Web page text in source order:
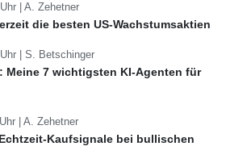
| A. Zehetner
die besten US-Wachstumsaktien
| S. Betschinger
Meine 7 wichtigsten KI-Agenten für
| A. Zehetner
Kaufsignale bei bullischen